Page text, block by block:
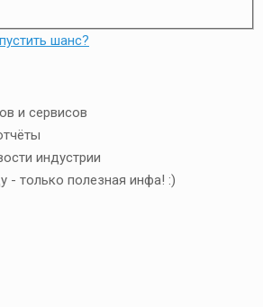
шанс?
и сервисов
индустрии
- только полезная инфа! :)